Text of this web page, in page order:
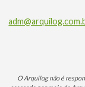
O Arquilog não é